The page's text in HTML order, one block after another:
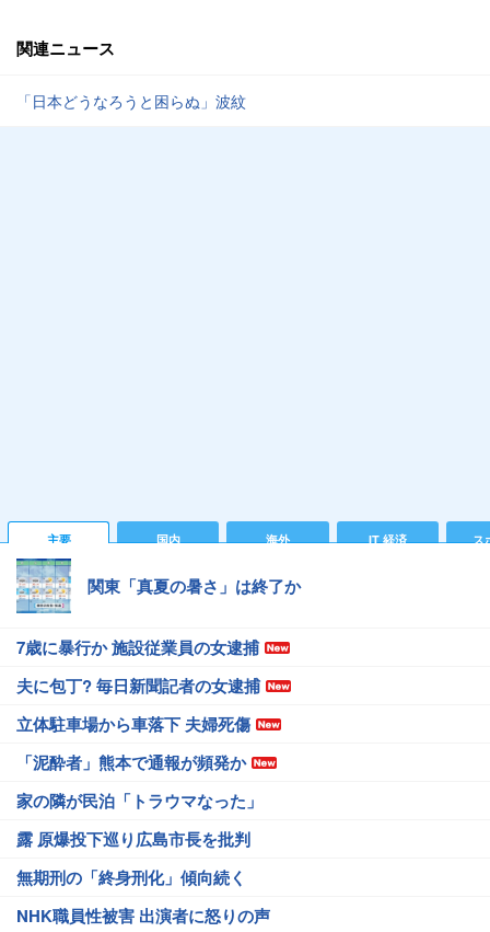
関連ニュース
「日本どうなろうと困らぬ」波紋
主要 国内 海外 IT 経済 ス
関東「真夏の暑さ」は終了か
7歳に暴行か 施設従業員の女逮捕
夫に包丁? 毎日新聞記者の女逮捕
立体駐車場から車落下 夫婦死傷
「泥酔者」熊本で通報が頻発か
家の隣が民泊「トラウマなった」
露 原爆投下巡り広島市長を批判
無期刑の「終身刑化」傾向続く
NHK職員性被害 出演者に怒りの声